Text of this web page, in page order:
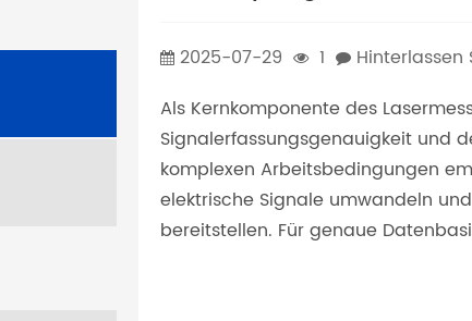
2025-07-29 1
Als Kernkomponente des
Signalerfassungsgenauigkeit und
komplexen Arbeitsbedingungen
elektrische Signale umwandeln
bereitstellen. Für genaue